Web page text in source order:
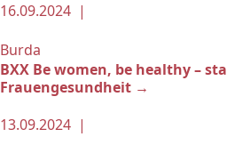
16.09.2024 |
Burda
BXX Be women, be healthy –
Frauengesundheit →
13.09.2024 |